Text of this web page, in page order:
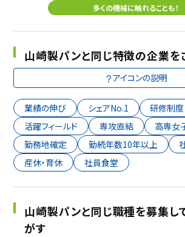
多くの機械に触れることも！
山崎製パンと同じ特徴の企業を
アイコンの説明
業績の伸び シェアNo.1
研修制度
活躍フィールド
専攻直結
高専女
勤務地確定
勤続年数10年以上
産休・育休
社員食堂
山崎製パンと同じ職種を募集し
がす